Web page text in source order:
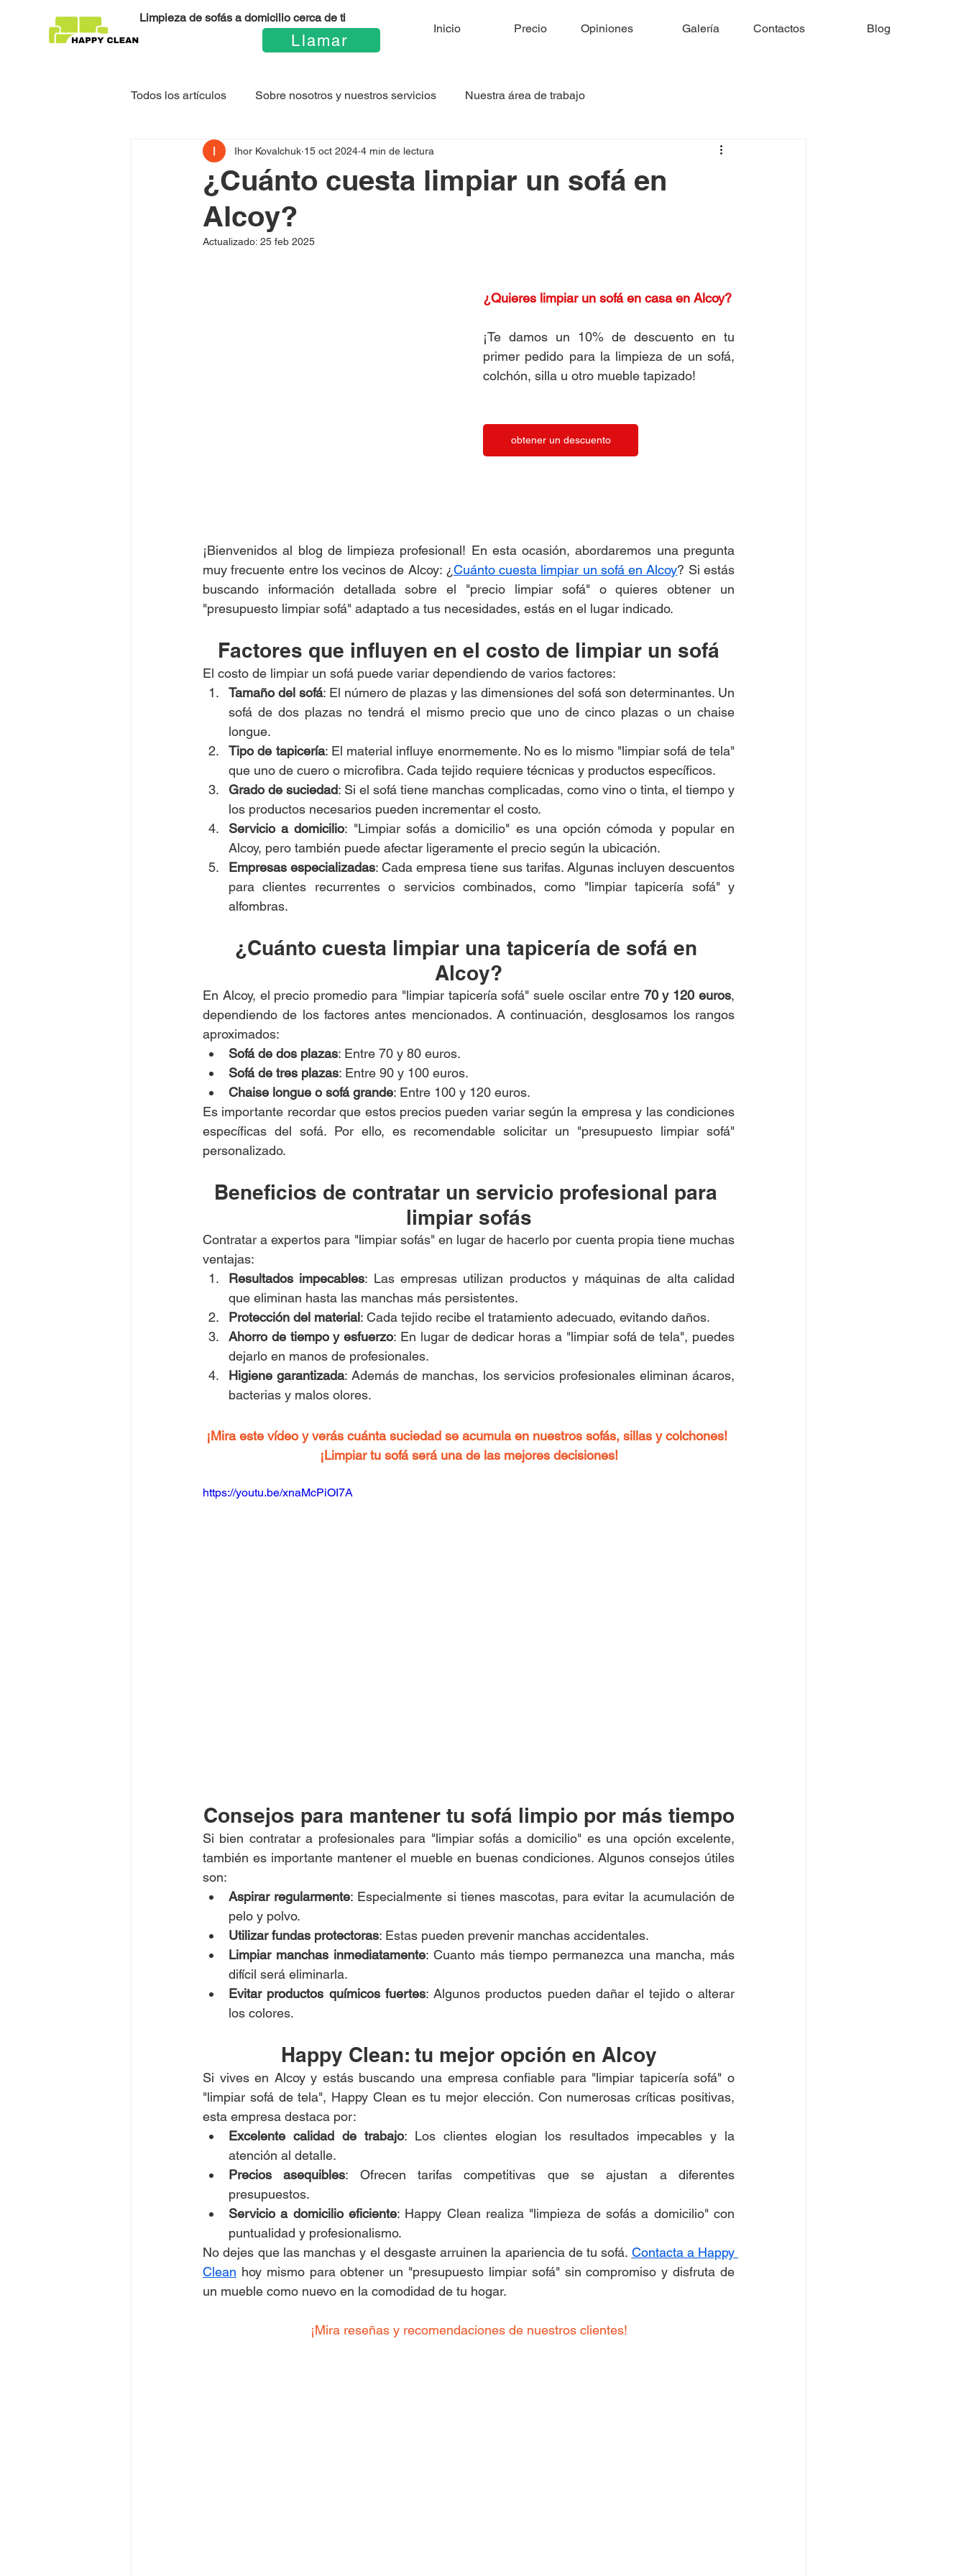
Limpieza de sofás a domicilio cerca de ti
Llamar
Inicio Precio Opiniones Galería Contactos Blog
Todos los artículos Sobre nosotros y nuestros servicios Nuestra área de trabajo
¿Cuánto cuesta limpiar un sofá en
Alcoy?
Ihor Kovalchuk 15 oct 2024 4 min de lectura
Actualizado: 25 feb 2025
¿Quieres limpiar un sofá en casa en Alcoy?
¡Te damos un 10% de descuento en tu
primer pedido para la limpieza de un sofá,
colchón, silla u otro mueble tapizado!
obtener un descuento
¡Bienvenidos al blog de limpieza profesional! En esta ocasión, abordaremos una pregunta
muy frecuente entre los vecinos de Alcoy: ¿Cuánto cuesta limpiar un sofá en Alcoy? Si estás
buscando información detallada sobre el "precio limpiar sofá" o quieres obtener un
"presupuesto limpiar sofá" adaptado a tus necesidades, estás en el lugar indicado.
Factores que influyen en el costo de limpiar un sofá
El costo de limpiar un sofá puede variar dependiendo de varios factores:
Tamaño del sofá: El número de plazas y las dimensiones del sofá son determinantes. Un
sofá de dos plazas no tendrá el mismo precio que uno de cinco plazas o un chaise
longue.
Tipo de tapicería: El material influye enormemente. No es lo mismo "limpiar sofá de tela"
que uno de cuero o microfibra. Cada tejido requiere técnicas y productos específicos.
Grado de suciedad: Si el sofá tiene manchas complicadas, como vino o tinta, el tiempo y
los productos necesarios pueden incrementar el costo.
Servicio a domicilio: "Limpiar sofás a domicilio" es una opción cómoda y popular en
Alcoy, pero también puede afectar ligeramente el precio según la ubicación.
Empresas especializadas: Cada empresa tiene sus tarifas. Algunas incluyen descuentos
para clientes recurrentes o servicios combinados, como "limpiar tapicería sofá" y
alfombras.
¿Cuánto cuesta limpiar una tapicería de sofá en
Alcoy?
En Alcoy, el precio promedio para "limpiar tapicería sofá" suele oscilar entre 70 y 120 euros,
dependiendo de los factores antes mencionados. A continuación, desglosamos los rangos
aproximados:
Sofá de dos plazas: Entre 70 y 80 euros.
Sofá de tres plazas: Entre 90 y 100 euros.
Chaise longue o sofá grande: Entre 100 y 120 euros.
Es importante recordar que estos precios pueden variar según la empresa y las condiciones
específicas del sofá. Por ello, es recomendable solicitar un "presupuesto limpiar sofá"
personalizado.
Beneficios de contratar un servicio profesional para
limpiar sofás
Contratar a expertos para "limpiar sofás" en lugar de hacerlo por cuenta propia tiene muchas
ventajas:
Resultados impecables: Las empresas utilizan productos y máquinas de alta calidad
que eliminan hasta las manchas más persistentes.
Protección del material: Cada tejido recibe el tratamiento adecuado, evitando daños.
Ahorro de tiempo y esfuerzo: En lugar de dedicar horas a "limpiar sofá de tela", puedes
dejarlo en manos de profesionales.
Higiene garantizada: Además de manchas, los servicios profesionales eliminan ácaros,
bacterias y malos olores.
¡Mira este vídeo y verás cuánta suciedad se acumula en nuestros sofás, sillas y colchones!
¡Limpiar tu sofá será una de las mejores decisiones!
https://youtu.be/xnaMcPiOI7A
Consejos para mantener tu sofá limpio por más tiempo
Si bien contratar a profesionales para "limpiar sofás a domicilio" es una opción excelente,
también es importante mantener el mueble en buenas condiciones. Algunos consejos útiles
son:
Aspirar regularmente: Especialmente si tienes mascotas, para evitar la acumulación de
pelo y polvo.
Utilizar fundas protectoras: Estas pueden prevenir manchas accidentales.
Limpiar manchas inmediatamente: Cuanto más tiempo permanezca una mancha, más
difícil será eliminarla.
Evitar productos químicos fuertes: Algunos productos pueden dañar el tejido o alterar
los colores.
Happy Clean: tu mejor opción en Alcoy
Si vives en Alcoy y estás buscando una empresa confiable para "limpiar tapicería sofá" o
"limpiar sofá de tela", Happy Clean es tu mejor elección. Con numerosas críticas positivas,
esta empresa destaca por:
Excelente calidad de trabajo: Los clientes elogian los resultados impecables y la
atención al detalle.
Precios asequibles: Ofrecen tarifas competitivas que se ajustan a diferentes
presupuestos.
Servicio a domicilio eficiente: Happy Clean realiza "limpieza de sofás a domicilio" con
puntualidad y profesionalismo.
No dejes que las manchas y el desgaste arruinen la apariencia de tu sofá. Contacta a Happy
Clean hoy mismo para obtener un "presupuesto limpiar sofá" sin compromiso y disfruta de
un mueble como nuevo en la comodidad de tu hogar.
¡Mira reseñas y recomendaciones de nuestros clientes!